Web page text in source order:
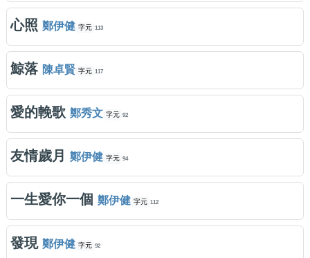
心照 鄭伊健 字元 113
鯨落 陳卓賢 字元 117
愛的輓歌 鄭秀文 字元 92
友情歲月 鄭伊健 字元 94
一生愛你一個 鄭伊健 字元 112
發現 鄭伊健 字元 92